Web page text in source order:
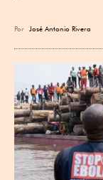
Por José Antonio Rivera